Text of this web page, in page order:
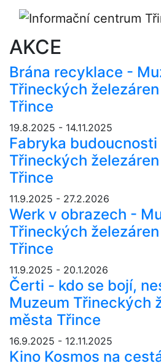
AKCE
Brána recyklace -
Třineckých
Třince
19.8.2025 - 14.11.2025
Fabryka
Třineckých
Třince
11.9.2025 - 27.2.2026
Werk v obrazech -
Třineckých
Třince
11.9.2025 - 20.1.2026
Čerti - kdo se bojí,
Muzeum Třineckých
města Třince
16.9.2025 - 12.11.2025
Kino Kosmos na